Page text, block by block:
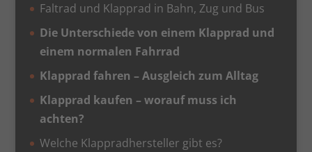
Faltrad und Klapprad in Bahn, Zug und Bus
Die Unterschiede von einem Klapprad und
einem normalen Fahrrad
Klapprad fahren – Ausgleich zum Alltag
Klapprad kaufen – worauf muss ich
achten?
Welche Klappradhersteller gibt es?